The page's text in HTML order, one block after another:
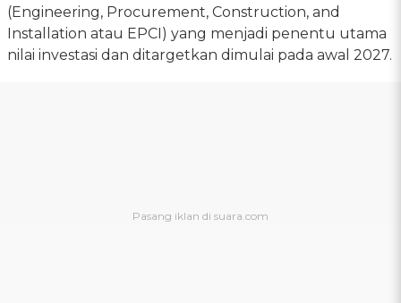
(Engineering, Procurement, Construction, and
Installation atau EPCI) yang menjadi penentu utama
nilai investasi dan ditargetkan dimulai pada awal 2027.